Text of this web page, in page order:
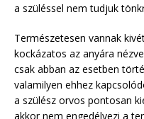
a szüléssel nem tudjuk
Természetesen vannak
kockázatos az anyára
csak abban az esetben
valamilyen ehhez
a szülész orvos pontosan
akkor nem engedélyezi a